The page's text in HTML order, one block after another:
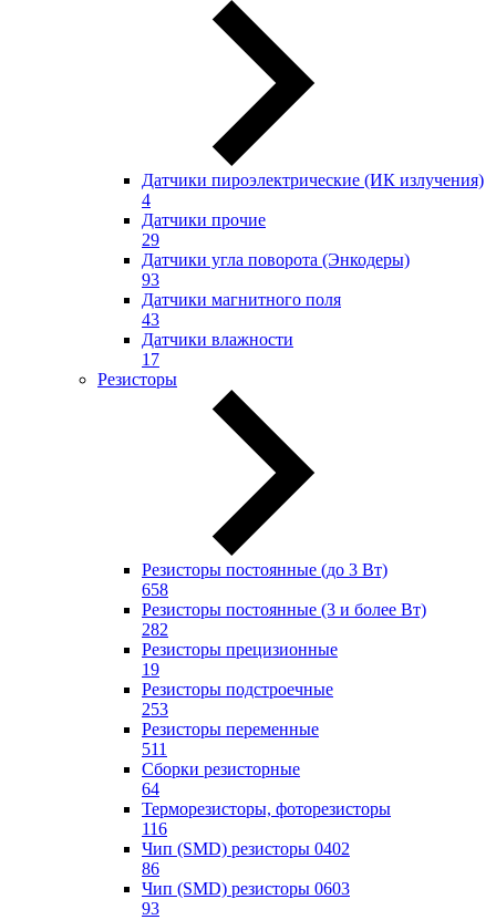
Датчики пироэлектрические (ИК излучения)
4
Датчики прочие
29
Датчики угла поворота (Энкодеры)
93
Датчики магнитного поля
43
Датчики влажности
17
Резисторы
Резисторы постоянные (до 3 Вт)
658
Резисторы постоянные (3 и более Вт)
282
Резисторы прецизионные
19
Резисторы подстроечные
253
Резисторы переменные
511
Сборки резисторные
64
Терморезисторы, фоторезисторы
116
Чип (SMD) резисторы 0402
86
Чип (SMD) резисторы 0603
93